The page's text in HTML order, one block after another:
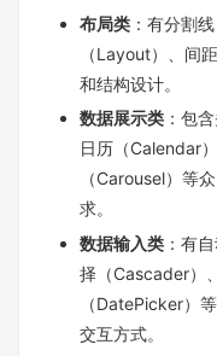
布局类 ：有分割
（Layout）、间
和结构设计。
数据展示类 ：包
日历（Calendar
（Carousel）等
求。
数据输入类 ：有
择（Cascader）
（DatePicker）
交互方式。